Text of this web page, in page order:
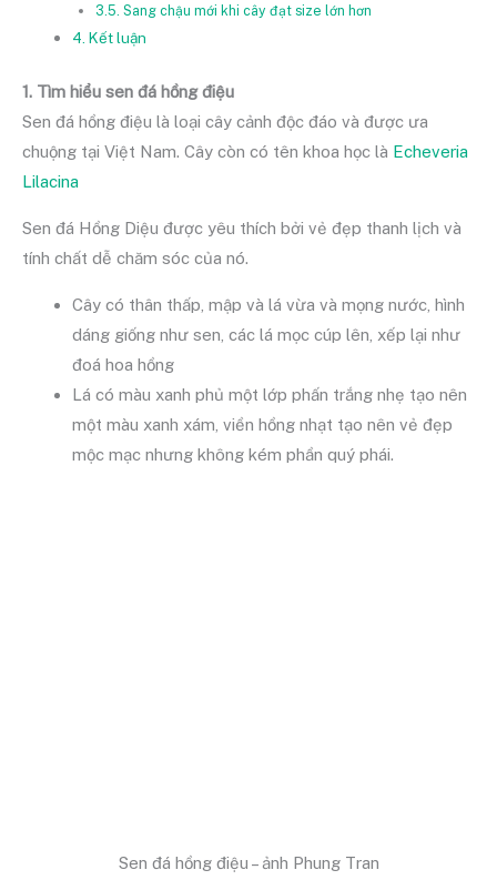
3.5. Sang chậu mới khi cây đạt size lớn hơn
4. Kết luận
1. Tìm hiểu sen đá hồng điệu
Sen đá hồng điệu là loại cây cảnh độc đáo và được ưa
chuộng tại Việt Nam. Cây còn có tên khoa học là Echeveria
Lilacina
Sen đá Hồng Diệu được yêu thích bởi vẻ đẹp thanh lịch và
tính chất dễ chăm sóc của nó.
Cây có thân thấp, mập và lá vừa và mọng nước, hình
dáng giống như sen, các lá mọc cúp lên, xếp lại như
đoá hoa hồng
Lá có màu xanh phủ một lớp phấn trắng nhẹ tạo nên
một màu xanh xám, viền hồng nhạt tạo nên vẻ đẹp
mộc mạc nhưng không kém phần quý phái.
Sen đá hồng điệu – ảnh Phung Tran